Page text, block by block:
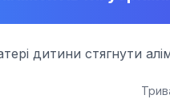
дитини стягнути